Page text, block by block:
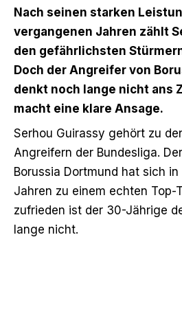
Nach seinen starken
vergangenen Jahren zählt
den gefährlichsten
Doch der Angreifer von
denkt noch lange nicht ans
macht eine klare Ansage.
Serhou Guirassy gehört zu
Angreifern der Bundesliga.
Borussia Dortmund hat sich
Jahren zu einem echten Top-
zufrieden ist der 30-Jährige
lange nicht.